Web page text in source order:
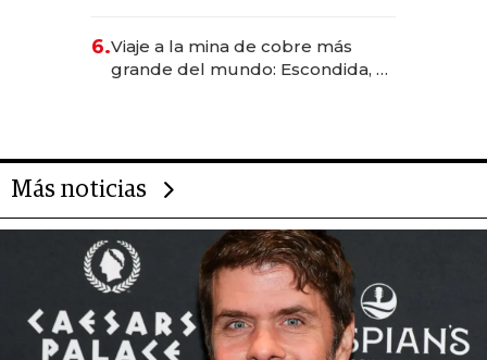
6.Viaje a la mina de cobre más
grande del mundo: Escondida, el
Más noticias